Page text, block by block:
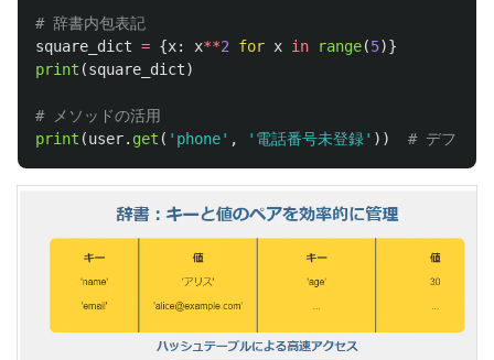
square_dict = {x: x**2 for x in range(5)}
print (square_dict)
print (user. get ( ' phone' , ' 電話番号未登録' ))